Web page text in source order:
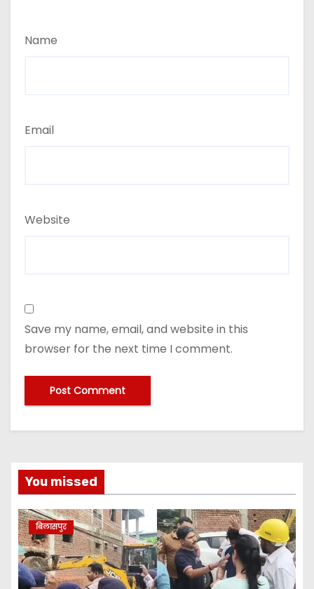
Name
Email
Website
Save my name, email, and website in this
browser for the next time I comment.
You missed
बिलासपुर